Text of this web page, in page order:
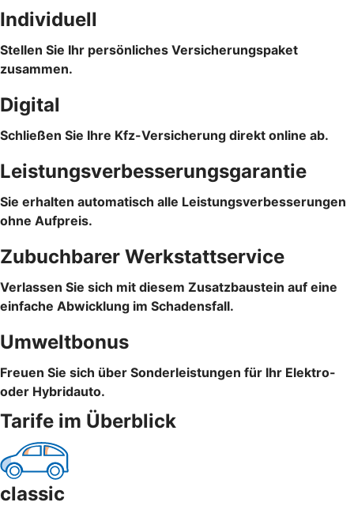
Individuell
Stellen Sie Ihr persönliches Versicherungspaket
zusammen.
Digital
Schließen Sie Ihre Kfz-Versicherung direkt online ab.
Leistungsverbesserungsgarantie
Sie erhalten automatisch alle Leistungsverbesserungen
ohne Aufpreis.
Zubuchbarer Werkstattservice
Verlassen Sie sich mit diesem Zusatzbaustein auf eine
einfache Abwicklung im Schadensfall.
Umweltbonus
Freuen Sie sich über Sonderleistungen für Ihr Elektro-
oder Hybridauto.
Tarife im Überblick
classic